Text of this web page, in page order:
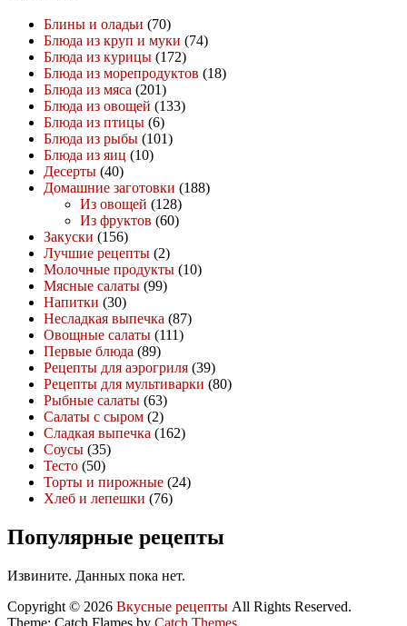
Блины и оладьи (70)
Блюда из круп и муки (74)
Блюда из курицы (172)
Блюда из морепродуктов (18)
Блюда из мяса (201)
Блюда из овощей (133)
Блюда из птицы (6)
Блюда из рыбы (101)
Блюда из яиц (10)
Десерты (40)
Домашние заготовки (188)
Из овощей (128)
Из фруктов (60)
Закуски (156)
Лучшие рецепты (2)
Молочные продукты (10)
Мясные салаты (99)
Напитки (30)
Несладкая выпечка (87)
Овощные салаты (111)
Первые блюда (89)
Рецепты для аэрогриля (39)
Рецепты для мультиварки (80)
Рыбные салаты (63)
Салаты с сыром (2)
Сладкая выпечка (162)
Соусы (35)
Тесто (50)
Торты и пирожные (24)
Хлеб и лепешки (76)
Популярные рецепты
Извините. Данных пока нет.
Copyright © 2026 Вкусные рецепты All Rights Reserved.
Theme: Catch Flames by Catch Themes